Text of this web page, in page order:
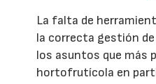
La falta de
la correcta gestión
los asuntos que más
hortofrutícola en